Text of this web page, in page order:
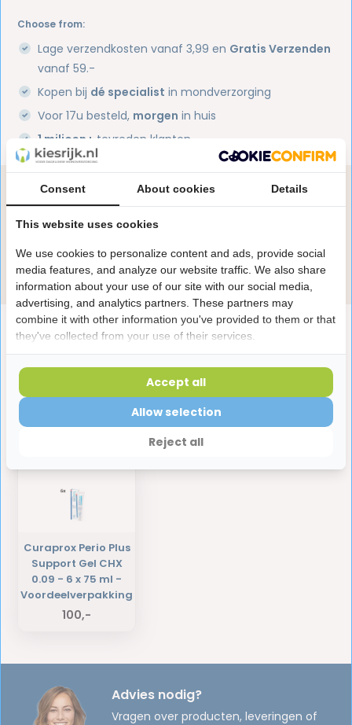
Choose from:
Lage verzendkosten vanaf 3,99 en Gratis Verzenden
vanaf 59.-
Kopen bij dé specialist in mondverzorging
Voor 17u besteld, morgen in huis
1 miljoen+ tevreden klanten
Productomschrijving
Reviews
Heb je een vraag over dit product?
in de chat of stuur een e-mail.
Stuur e-mail
Laatst bekeken producten
Curaprox Perio Plus
Support Gel CHX
0.09 - 6 x 75 ml -
Voordeelverpakking
100,-
Advies nodig?
Vragen over producten, leveringen of
Consent About cookies Details
This website uses cookies
We use cookies to personalize content and ads, provide social
media features, and analyze our website traffic. We also share
information about your use of our site with our social media,
advertising, and analytics partners. These partners may
combine it with other information you've provided to them or that
they've collected from your use of their services.
Reject all
Allow selection
Accept all